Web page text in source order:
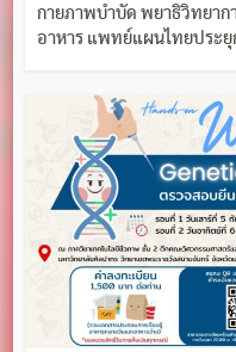
กายภาพบำบัด พยาธิวิทยาก
อาหาร แพทย์แผนไทยประ